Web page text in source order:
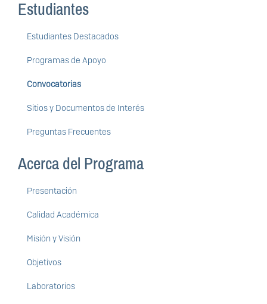
Estudiantes
Estudiantes Destacados
Programas de Apoyo
Convocatorias
Sitios y Documentos de Interés
Preguntas Frecuentes
Acerca del Programa
Presentación
Calidad Académica
Misión y Visión
Objetivos
Laboratorios